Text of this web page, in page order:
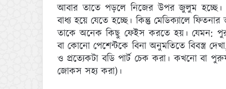
আবার তাতে পড়লে নিজের উপর জুলুম হচ্ছে।
বাধ্য হয়ে যেতে হচ্ছে। কিন্তু মেডিক্যালে
তাকে অনেক কিছু ফেইস করতে হয়। যেমন: পুরুষ
বা কোনো পেশেন্টকে বিনা অনুমতিতে বিবস্ত্র
ও প্রত্যেকটা বডি পার্ট চেক করা। কখনো বা
জোকস সহ্য করা)।